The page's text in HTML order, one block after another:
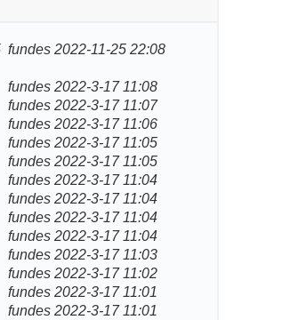
fundes 2022-11-25 22:08
fundes 2022-3-17 11:08
fundes 2022-3-17 11:07
fundes 2022-3-17 11:06
fundes 2022-3-17 11:05
fundes 2022-3-17 11:05
fundes 2022-3-17 11:04
fundes 2022-3-17 11:04
fundes 2022-3-17 11:04
fundes 2022-3-17 11:04
fundes 2022-3-17 11:03
fundes 2022-3-17 11:02
fundes 2022-3-17 11:01
fundes 2022-3-17 11:01